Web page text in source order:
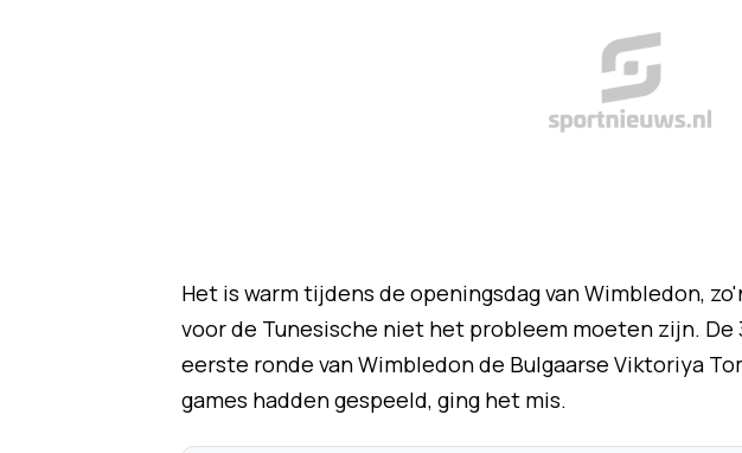
Het is warm tijdens de openingsdag van Wimbledon,
voor de Tunesische niet het probleem moeten zijn.
eerste ronde van Wimbledon de Bulgaarse Viktoriya
games hadden gespeeld, ging het mis.